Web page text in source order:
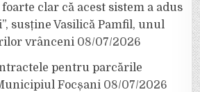
clar că acest sistem a adus
susține Vasilică Pamfil, unul
vrânceni 08/07/2026
pentru parcările
Focșani 08/07/2026